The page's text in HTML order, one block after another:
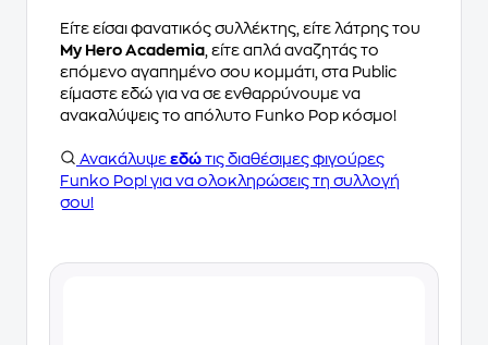
Είτε είσαι φανατικός συλλέκτης, είτε λάτρης του
My Hero Academia , είτε απλά αναζητάς το
επόμενο αγαπημένο σου κομμάτι, στα Public
είμαστε εδώ για να σε ενθαρρύνουμε να
ανακαλύψεις το απόλυτο Funko Pop κόσμο!
Ανακάλυψε εδώ τις διαθέσιμες φιγούρες
Funko Pop! για να ολοκληρώσεις τη συλλογή
σου!